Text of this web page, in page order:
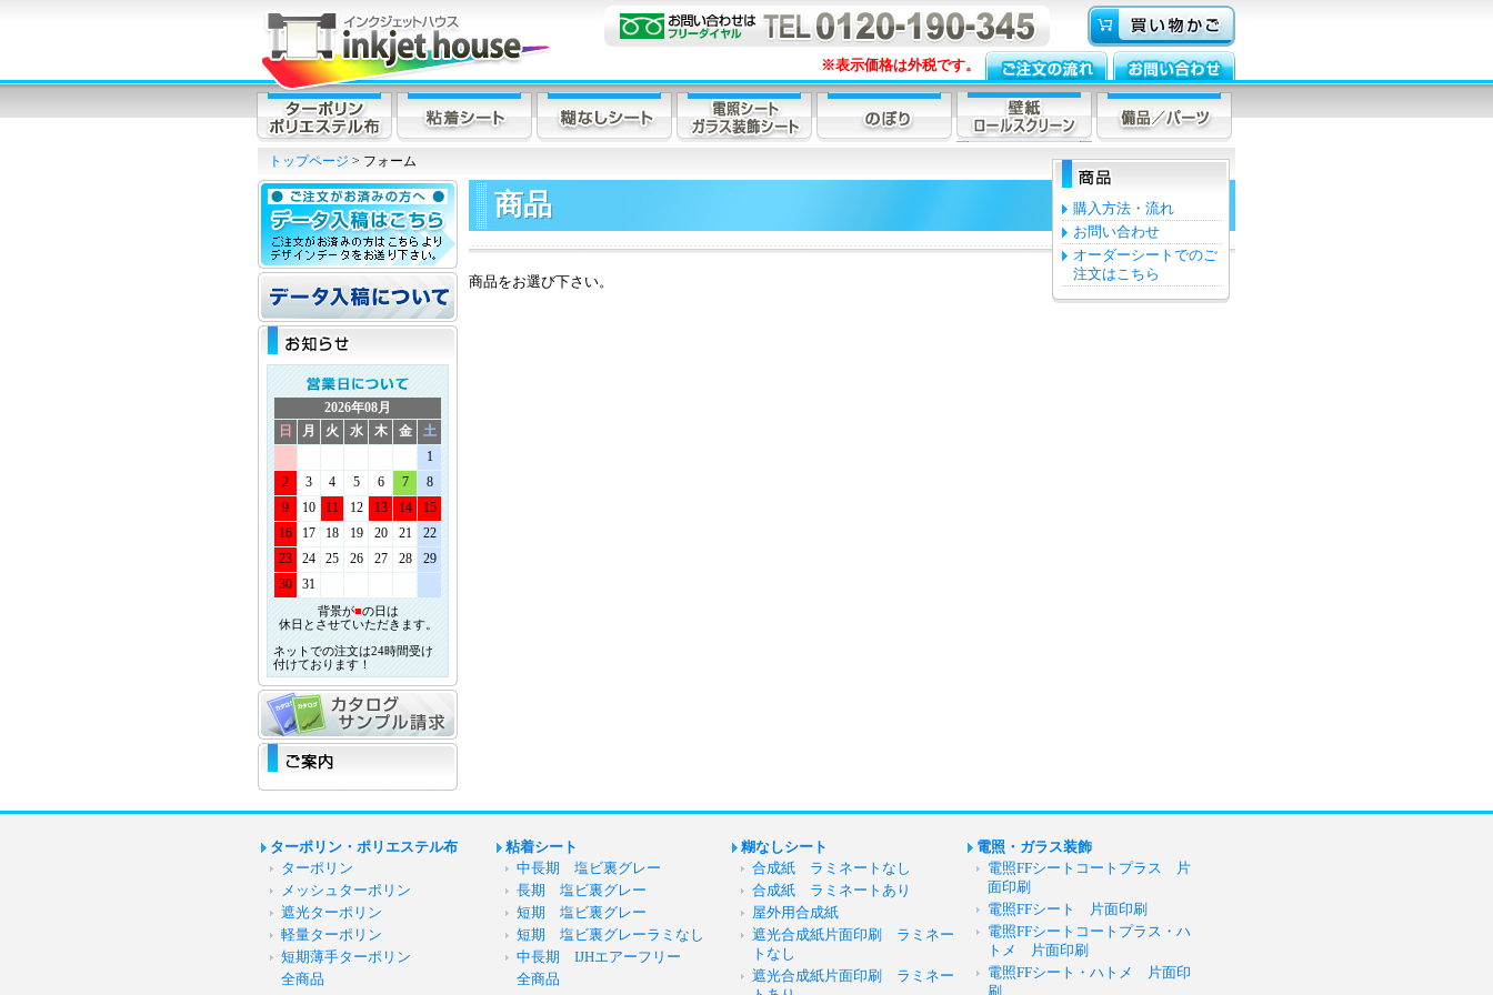
※表示価格は外税です。
トップページ > フォーム
2026年08月
日
月 火 水 木 金
土
1
2
3 4 5 6 7
8
9
10 11 12 13 14
15
16
17 18 19 20 21
22
23
24 25 26 27 28
29
30
31
背景が■の日は
休日とさせていただきます。
ネットでの注文は24時間受け
付けております！
商品
購入方法・流れ
お問い合わせ
オーダーシートでのご
注文はこちら
商品をお選び下さい。
ターポリン・ポリエステル布
ターポリン
メッシュターポリン
遮光ターポリン
軽量ターポリン
短期薄手ターポリン
全商品
粘着シート
中長期 塩ビ裏グレー
長期 塩ビ裏グレー
短期 塩ビ裏グレー
短期 塩ビ裏グレーラミなし
中長期 IJHエアーフリー
全商品
糊なしシート
合成紙 ラミネートなし
合成紙 ラミネートあり
屋外用合成紙
遮光合成紙片面印刷 ラミネー
トなし
遮光合成紙片面印刷 ラミネー
電照・ガラス装飾
電照FFシートコートプラス 片
面印刷
電照FFシート 片面印刷
電照FFシートコートプラス・ハ
トメ 片面印刷
電照FFシート・ハトメ 片面印
刷